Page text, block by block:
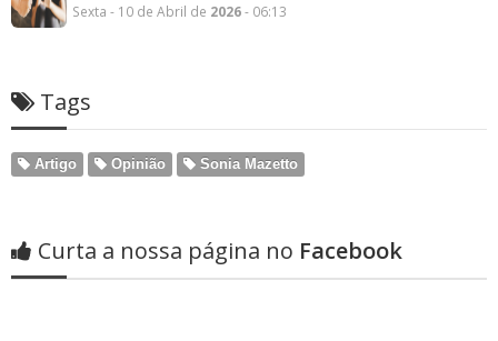
Sexta - 10 de Abril de 2026- 06:13
Tags
Artigo Opinião Sonia Mazetto
Curta a nossa página no Facebook